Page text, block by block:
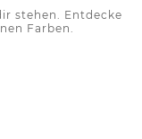
stehen. Entdecke
Farben.